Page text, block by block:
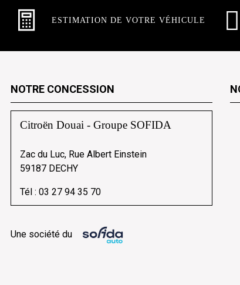
ESTIMATION DE VOTRE VÉHICULE
NOTRE CONCESSION
Citroën Douai - Groupe SOFIDA
Zac du Luc, Rue Albert Einstein
59187 DECHY
Tél :03 27 94 35 70
Une société du